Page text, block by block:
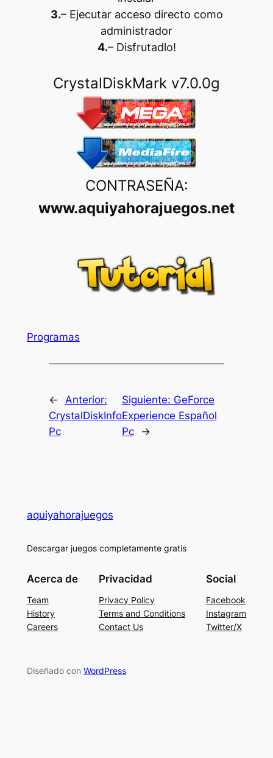
3.– Ejecutar acceso directo como
administrador
4.– Disfrutadlo!
CrystalDiskMark v7.0.0g
CONTRASEÑA:
www.aquiyahorajuegos.net
Programas
← Anterior:
CrystalDiskInfo
Pc
Siguiente: GeForce
Experience Español
Pc
→
aquiyahorajuegos
Descargar juegos completamente gratis
Acerca de
Team
History
Careers
Privacidad
Privacy Policy
Terms and Conditions
Contact Us
Social
Facebook
Instagram
Twitter/X
Diseñado con WordPress